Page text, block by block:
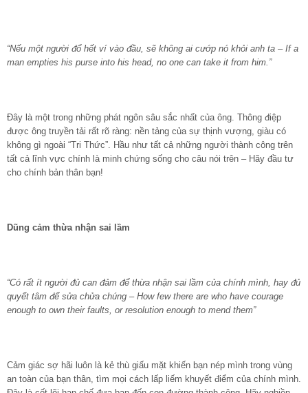
“Nếu một người đổ hết ví vào đầu, sẽ không ai cướp nó khỏi anh ta – If a
man empties his purse into his head, no one can take it from him.”
Đây là một trong những phát ngôn sâu sắc nhất của ông. Thông điệp
được ông truyền tải rất rõ ràng: nền tảng của sự thịnh vượng, giàu có
không gì ngoài “Tri Thức”. Hầu như tất cả những người thành công trên
tất cả lĩnh vực chính là minh chứng sống cho câu nói trên – Hãy đầu tư
cho chính bản thân bạn!
Dũng cảm thừa nhận sai lầm
“Có rất ít người đủ can đảm để thừa nhận sai lầm của chính mình, hay đủ
quyết tâm để sửa chửa chúng – How few there are who have courage
enough to own their faults, or resolution enough to mend them”
Cảm giác sợ hãi luôn là kẻ thù giấu mặt khiến bạn nép mình trong vùng
an toàn của bạn thân, tìm mọi cách lấp liếm khuyết điểm của chính mình.